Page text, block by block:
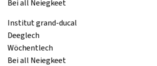
Bei all Neiegkeet
Institut grand-ducal
Deeglech
Wöchentlech
Bei all Neiegkeet